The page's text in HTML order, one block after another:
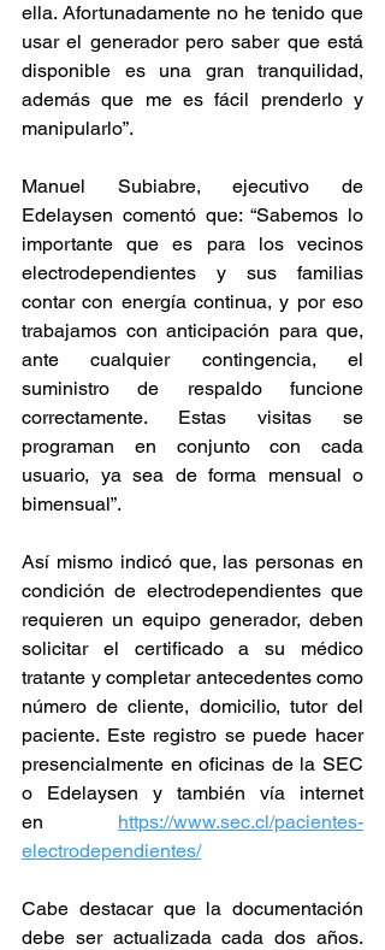
ella. Afortunadamente no he tenido que
usar el generador pero saber que está
disponible es una gran tranquilidad,
además que me es fácil prenderlo y
manipularlo”.
Manuel Subiabre, ejecutivo de
Edelaysen comentó que: “Sabemos lo
importante que es para los vecinos
electrodependientes y sus familias
contar con energía continua, y por eso
trabajamos con anticipación para que,
ante cualquier contingencia, el
suministro de respaldo funcione
correctamente. Estas visitas se
programan en conjunto con cada
usuario, ya sea de forma mensual o
bimensual”.
Así mismo indicó que, las personas en
condición de electrodependientes que
requieren un equipo generador, deben
solicitar el certificado a su médico
tratante y completar antecedentes como
número de cliente, domicilio, tutor del
paciente. Este registro se puede hacer
presencialmente en oficinas de la SEC
o Edelaysen y también vía internet
en https://www.sec.cl/pacientes-
electrodependientes/
Cabe destacar que la documentación
debe ser actualizada cada dos años.